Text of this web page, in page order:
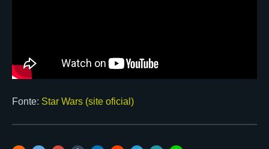
Fonte: Star Wars (site oficial)